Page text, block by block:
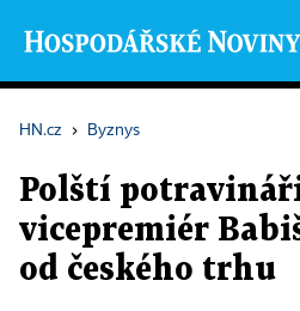
HN.cz › Byznys
Polští potravináři
vicepremiér
od českého trhu